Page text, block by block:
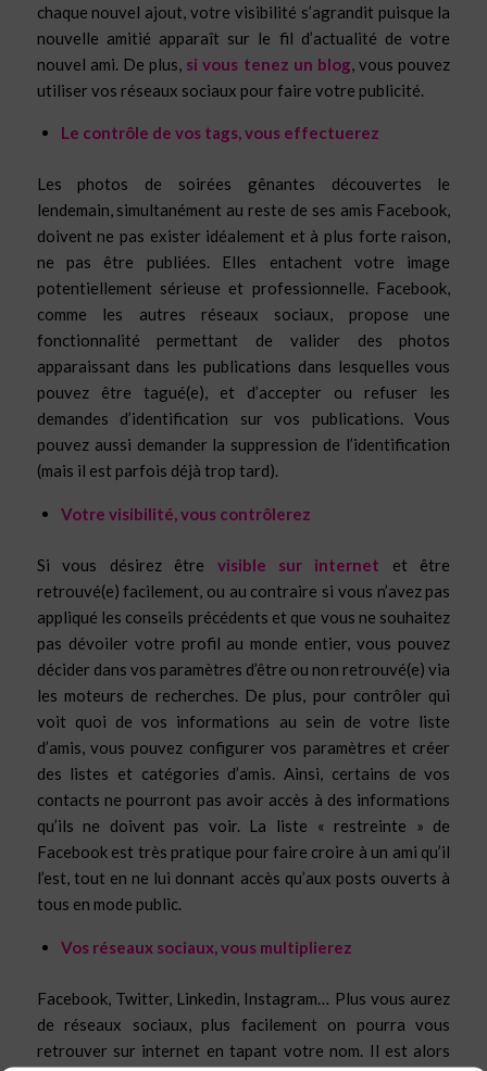
chaque nouvel ajout, votre visibilité s’agrandit puisque la
nouvelle amitié apparaît sur le fil d’actualité de votre
nouvel ami. De plus, si vous tenez un blog, vous pouvez
utiliser vos réseaux sociaux pour faire votre publicité.
Le contrôle de vos tags, vous effectuerez
Les photos de soirées gênantes découvertes le
lendemain, simultanément au reste de ses amis Facebook,
doivent ne pas exister idéalement et à plus forte raison,
ne pas être publiées. Elles entachent votre image
potentiellement sérieuse et professionnelle. Facebook,
comme les autres réseaux sociaux, propose une
fonctionnalité permettant de valider des photos
apparaissant dans les publications dans lesquelles vous
pouvez être tagué(e), et d’accepter ou refuser les
demandes d’identification sur vos publications. Vous
pouvez aussi demander la suppression de l’identification
(mais il est parfois déjà trop tard).
Votre visibilité, vous contrôlerez
Si vous désirez être visible sur internet et être
retrouvé(e) facilement, ou au contraire si vous n’avez pas
appliqué les conseils précédents et que vous ne souhaitez
pas dévoiler votre profil au monde entier, vous pouvez
décider dans vos paramètres d’être ou non retrouvé(e) via
les moteurs de recherches. De plus, pour contrôler qui
voit quoi de vos informations au sein de votre liste
d’amis, vous pouvez configurer vos paramètres et créer
des listes et catégories d’amis. Ainsi, certains de vos
contacts ne pourront pas avoir accès à des informations
qu’ils ne doivent pas voir. La liste « restreinte » de
Facebook est très pratique pour faire croire à un ami qu’il
l’est, tout en ne lui donnant accès qu’aux posts ouverts à
tous en mode public.
Vos réseaux sociaux, vous multiplierez
Facebook, Twitter, Linkedin, Instagram… Plus vous aurez
de réseaux sociaux, plus facilement on pourra vous
retrouver sur internet en tapant votre nom. Il est alors